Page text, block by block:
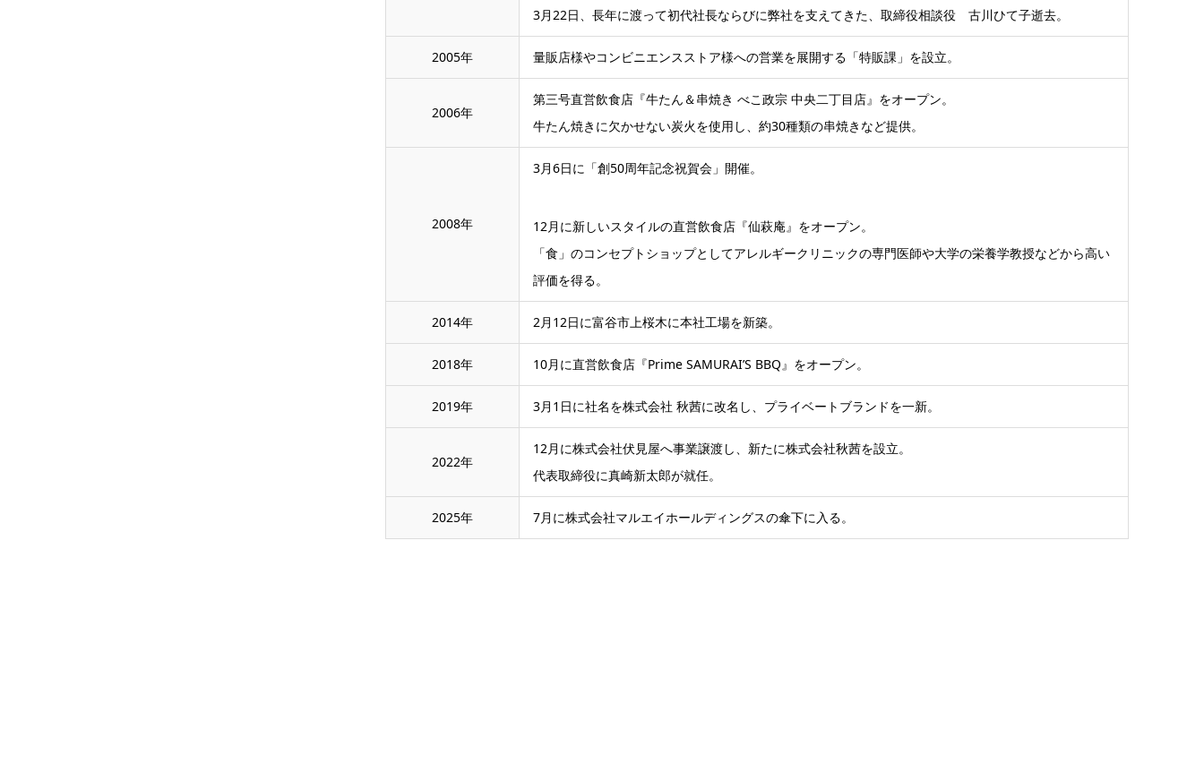
3月22日、長年に渡って初代社長ならびに弊社を支えてきた、取締役相談役 古川ひて子逝去。
2005年 量販店様やコンビニエンスストア様への営業を展開する「特販課」を設立。
2006年
第三号直営飲食店『牛たん＆串焼き べこ政宗 中央二丁目店』をオープン。
牛たん焼きに欠かせない炭火を使用し、約30種類の串焼きなど提供。
2008年
3月6日に「創50周年記念祝賀会」開催。
12月に新しいスタイルの直営飲食店『仙萩庵』をオープン。
「食」のコンセプトショップとしてアレルギークリニックの専門医師や大学の栄養学教授などから高い
評価を得る。
2014年 2月12日に富谷市上桜木に本社工場を新築。
2018年 10月に直営飲食店『Prime SAMURAI’S BBQ』をオープン。
2019年 3月1日に社名を株式会社 秋茜に改名し、プライベートブランドを一新。
2022年
12月に株式会社伏見屋へ事業譲渡し、新たに株式会社秋茜を設立。
代表取締役に真崎新太郎が就任。
2025年 7月に株式会社マルエイホールディングスの傘下に入る。